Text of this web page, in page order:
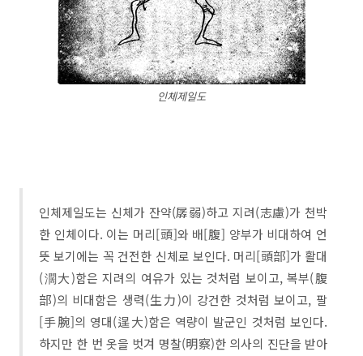
인체제일도
인체제일도는 신체가 잔약(孱弱)하고 지려(志慮)가 천박
한 인체이다. 이는 머리[頭]와 배[腹] 양부가 비대하여 언
뜻 보기에는 꼭 건전한 신체로 보인다. 머리[頭部]가 활대
(濶大)함은 지려의 여유가 있는 것처럼 보이고, 복부(腹
部)의 비대함은 생력(生力)이 강건한 것처럼 보이고, 팔
[手腕]의 영대(逞大)함은 역량이 발군인 것처럼 보인다.
하지만 한 번 옷을 벗겨 명찰(明察)한 의사의 진단을 받아